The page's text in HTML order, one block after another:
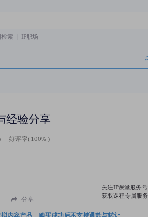
检索 IP职场
关注IP课堂服务号
获取课程专属服务
经验分享
好评率( 100% )
分享
内容产品，购买成功后不支持退款与转让